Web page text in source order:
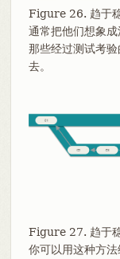
Figure 26. 趋于
通常把他们想象
那些经过测试考
去。
Figure 27. 趋于
你可以用这种方